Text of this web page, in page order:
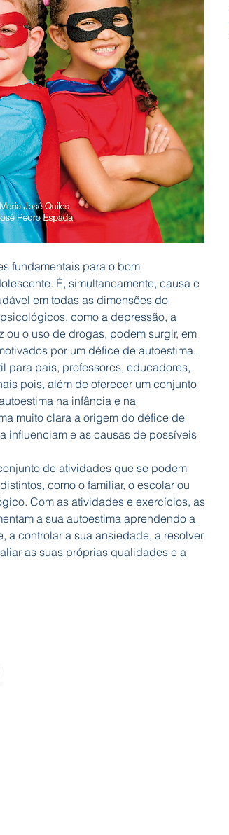
fundamentais para o bom
É, simultaneamente, causa e
em todas as dimensões do
como a depressão, a
ou o uso de drogas, podem surgir, em
por um défice de autoestima.
para pais, professores, educadores,
pois, além de oferecer um conjunto
na infância e na
muito clara a origem do défice de
influenciam e as causas de possíveis
de atividades que se podem
como o familiar, o escolar ou
Com as atividades e exercícios, as
a sua autoestima aprendendo a
a controlar a sua ansiedade, a resolver
as suas próprias qualidades e a